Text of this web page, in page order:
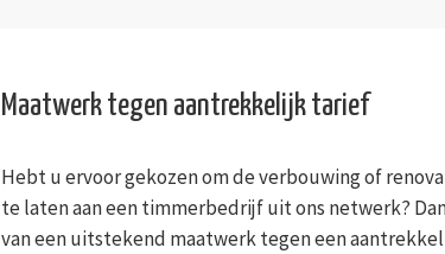
Maatwerk tegen aantrekkelijk tarief
Hebt u ervoor gekozen om de verbouwing of
te laten aan een timmerbedrijf uit ons netwerk?
van een uitstekend maatwerk tegen een